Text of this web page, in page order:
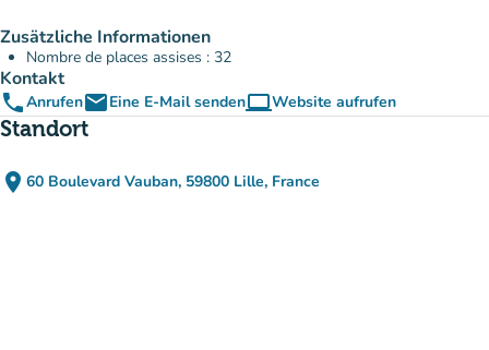
Zusätzliche Informationen
Nombre de places assises : 32
Kontakt
phoneAnrufenemailEine E-Mail sendencomputerWebsite aufrufen
(new tab)
Standort
place 60 Boulevard Vauban, 59800 Lille, France
(in Google Maps öffnen)
(new tab)